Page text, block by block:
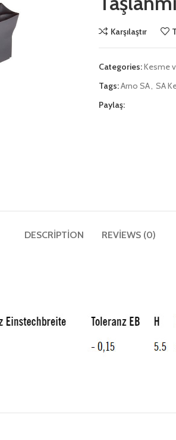
Karşılaştır
Categories:Kesme
Tags:Arno SA, SA
Paylaş:
DESCRIPTION REVIEWS (0)